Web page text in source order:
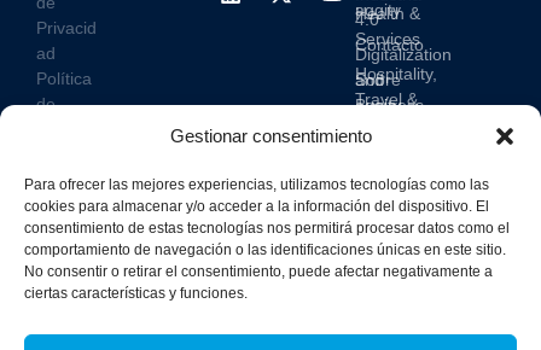
Gestionar consentimiento
Para ofrecer las mejores experiencias, utilizamos tecnologías como las
cookies para almacenar y/o acceder a la información del dispositivo. El
consentimiento de estas tecnologías nos permitirá procesar datos como el
comportamiento de navegación o las identificaciones únicas en este sitio.
No consentir o retirar el consentimiento, puede afectar negativamente a
ciertas características y funciones.
4.0
Digitalization
and
Business
Solutions
Descarbonización
Health &
Services
Hospitality,
Travel &
aggity
Contacto
Sobre
aggity
Blog
Prensa
Casos
de
éxito
Privacid
ad
Política
de
integrad
a y
certifica
dos